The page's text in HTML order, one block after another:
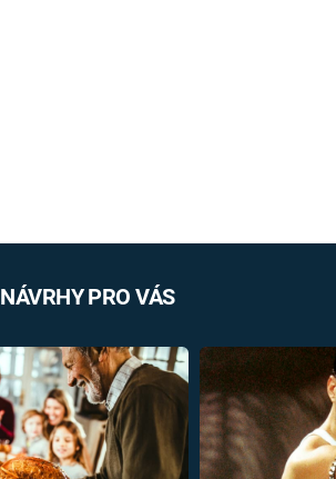
NÁVRHY PRO VÁS